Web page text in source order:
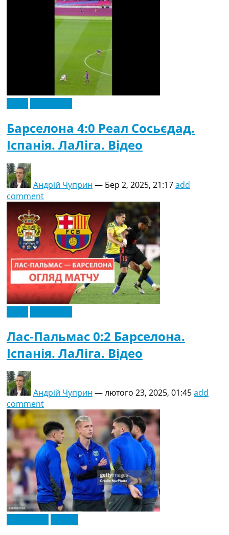
Барселона 4:0 Реал Сосьєдад.
Іспанія. ЛаЛіга. Відео
Андрій Чуприн — Бер 2, 2025, 21:17add
comment
Лас-Пальмас 0:2 Барселона.
Іспанія. ЛаЛіга. Відео
Андрій Чуприн —лютого 23, 2025, 01:45add
comment